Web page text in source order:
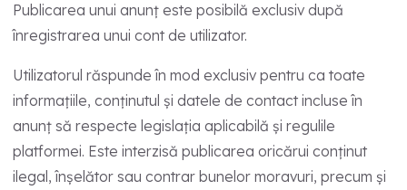
Publicarea unui anunț este posibilă exclusiv după
înregistrarea unui cont de utilizator.
Utilizatorul răspunde în mod exclusiv pentru ca toate
informațiile, conținutul și datele de contact incluse în
anunț să respecte legislația aplicabilă și regulile
platformei. Este interzisă publicarea oricărui conținut
ilegal, înșelător sau contrar bunelor moravuri, precum și